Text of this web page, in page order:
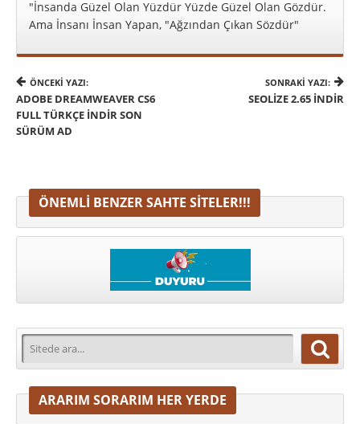
"İnsanda Güzel Olan Yüzdür Yüzde Güzel Olan Gözdür.
Ama İnsanı İnsan Yapan, "Ağzından Çıkan Sözdür"
ÖNCEKI YAZI:
ADOBE DREAMWEAVER CS6
FULL TÜRKÇE INDIR SON
SÜRÜM AD
SONRAKI YAZI:
SEOLIZE 2.65 İNDIR
ÖNEMLI BENZER SAHTE SITELER!!!
ARARIM SORARIM HER YERDE